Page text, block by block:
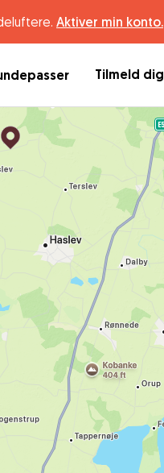
Aktiver min konto.
Tilmeld dig